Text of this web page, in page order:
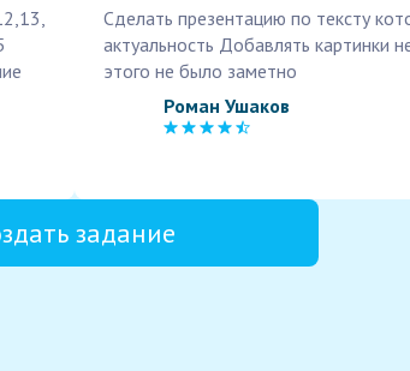
Сделать презентацию по тексту
актуальность Добавлять картинки
этого не было заметно
Роман Ушаков
задание